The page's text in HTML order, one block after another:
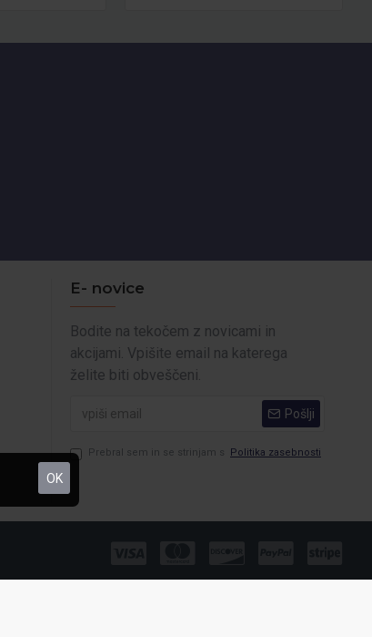
E- novice
Bodite na tekočem z novicami in
akcijami. Vpišite email na katerega
želite biti obveščeni.
Pošlji
Prebral sem in se strinjam s Politika zasebnosti
OK